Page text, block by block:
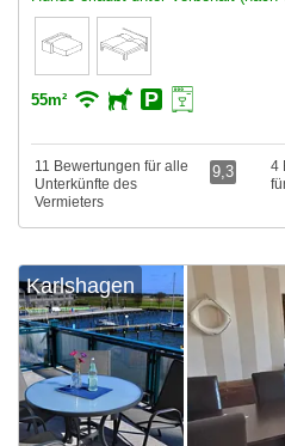
55m²
11 Bewertungen für alle
Unterkünfte des
Vermieters
9,3
4
Karlshagen